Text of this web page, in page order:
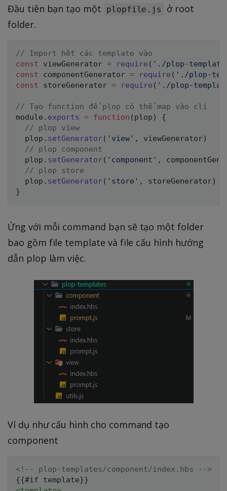
Đầu tiên bạn tạo một plopfile.js
ở root
folder.
// Import hết các template vào
const viewGenerator = require ( './plop-
const componentGenerator = require ( './plop-
const storeGenerator = require ( './plop-
// Tạo function để plop có thể map vào cli
module . exports = function ( plop )
{
// plop view
  plop
. setGenerator( 'view' , viewGenerator)
// plop component
  plop
. setGenerator( 'component' ,
// plop store
  plop
. setGenerator( 'store' , storeGenerator)
}
Ứng với mỗi command bạn sẽ tạo một folder
bao gồm file template và file cấu hình hướng
dẫn plop làm việc.
Ví dụ như cấu hình cho command tạo
component
<!-- plop-templates/component/index.hbs -->